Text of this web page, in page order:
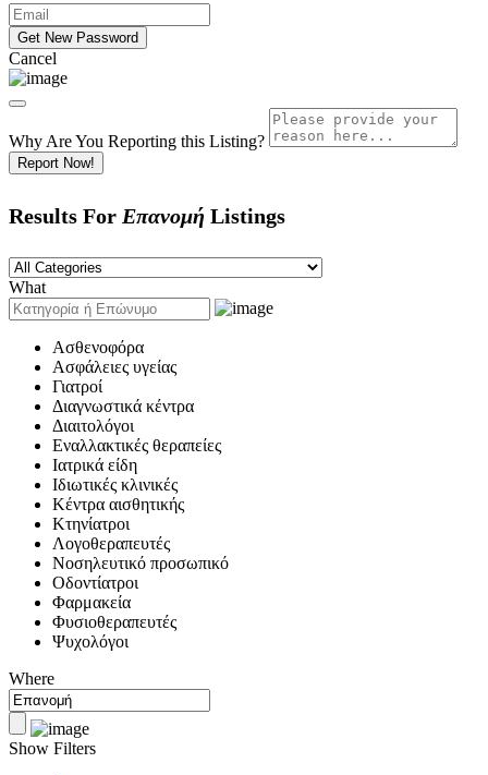
Cancel
Why Are You Reporting this Listing?
Report Now!
Results For Επανομή Listings
What
Ασθενοφόρα
Ασφάλειες υγείας
Γιατροί
Διαγνωστικά κέντρα
Διαιτολόγοι
Εναλλακτικές θεραπείες
Ιατρικά είδη
Ιδιωτικές κλινικές
Κέντρα αισθητικής
Κτηνίατροι
Λογοθεραπευτές
Νοσηλευτικό προσωπικό
Οδοντίατροι
Φαρμακεία
Φυσιοθεραπευτές
Ψυχολόγοι
Where
Show Filters